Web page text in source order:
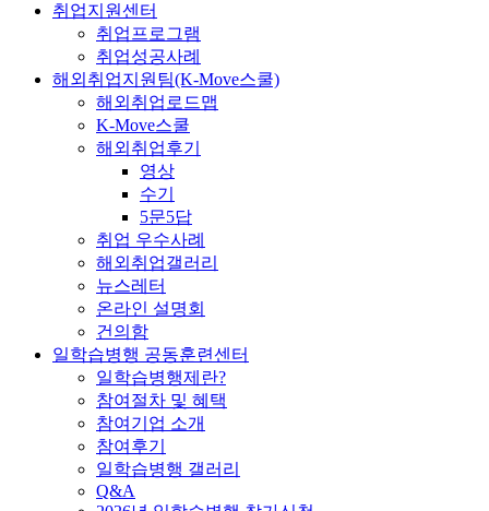
취업지원센터
취업프로그램
취업성공사례
해외취업지원팀(K-Move스쿨)
해외취업로드맵
K-Move스쿨
해외취업후기
영상
수기
5문5답
취업 우수사례
해외취업갤러리
뉴스레터
온라인 설명회
건의함
일학습병행 공동훈련센터
일학습병행제란?
참여절차 및 혜택
참여기업 소개
참여후기
일학습병행 갤러리
Q&A